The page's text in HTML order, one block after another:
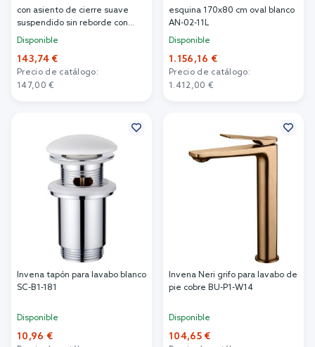
con asiento de cierre suave
suspendido sin reborde con
descarga de remolino blanco
Disponible
143,74 €
Precio de catálogo:
147,00 €
esquina 170x80 cm oval blanco
AN-02-11L
Disponible
1.156,16 €
Precio de catálogo:
1.412,00 €
Invena tapón para lavabo blanco
SC-B1-181
Disponible
10,96 €
Invena Neri grifo para lavabo de
pie cobre BU-P1-W14
Disponible
104,65 €